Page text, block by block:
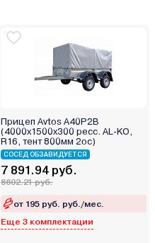
Прицеп Avtos A40P2B
(4000х1500х300 ресс. AL-KO,
R16, тент 800мм 2ос)
СОСЕД ОБЗАВИДУЕТСЯ
7 891.94 руб.
8602.21 руб.
от 195 руб. руб./мес.
Еще 3 комплектации